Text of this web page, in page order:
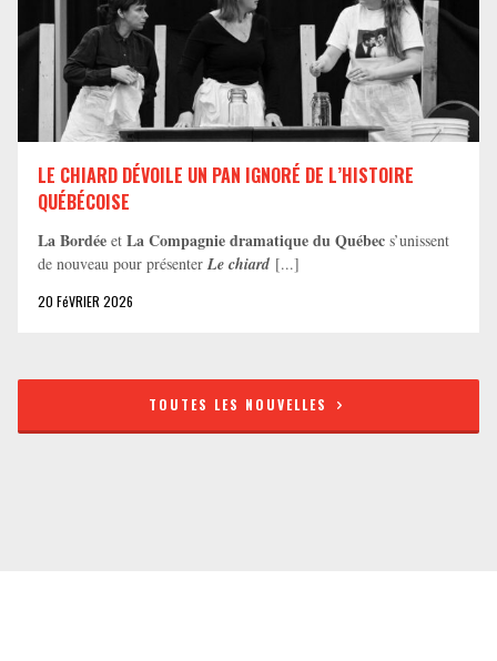
LE CHIARD DÉVOILE UN PAN IGNORÉ DE L’HISTOIRE
QUÉBÉCOISE
La Bordée et La Compagnie dramatique du Québec s’unissent
de nouveau pour présenter Le chiard [...]
20 FéVRIER 2026
TOUTES LES NOUVELLES